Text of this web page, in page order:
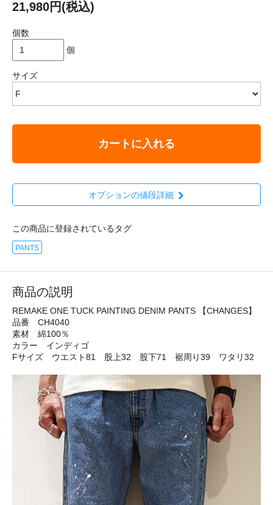
21,980円(税込)
個数
個
サイズ
カートに入れる
オプションの値段詳細
この商品に登録されているタグ
PANTS
商品の説明
REMAKE ONE TUCK PAINTING DENIM PANTS 【CHANGES】
品番 CH4040
素材 綿100％
カラー インディゴ
Fサイズ ウエスト81 股上32 股下71 裾周り39 ワタリ32